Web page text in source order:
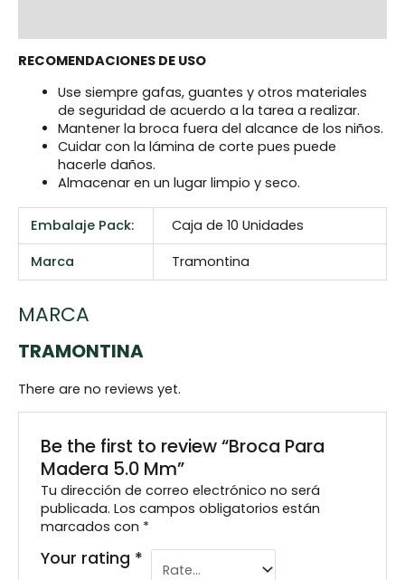
RECOMENDACIONES DE USO
Use siempre gafas, guantes y otros materiales
de seguridad de acuerdo a la tarea a realizar.
Mantener la broca fuera del alcance de los niños.
Cuidar con la lámina de corte pues puede
hacerle daños.
Almacenar en un lugar limpio y seco.
Embalaje Pack:
Caja de 10 Unidades
Marca
Tramontina
MARCA
TRAMONTINA
There are no reviews yet.
Be the first to review “Broca Para
Madera 5.0 Mm”
Tu dirección de correo electrónico no será
publicada. Los campos obligatorios están
marcados con *
Your rating *